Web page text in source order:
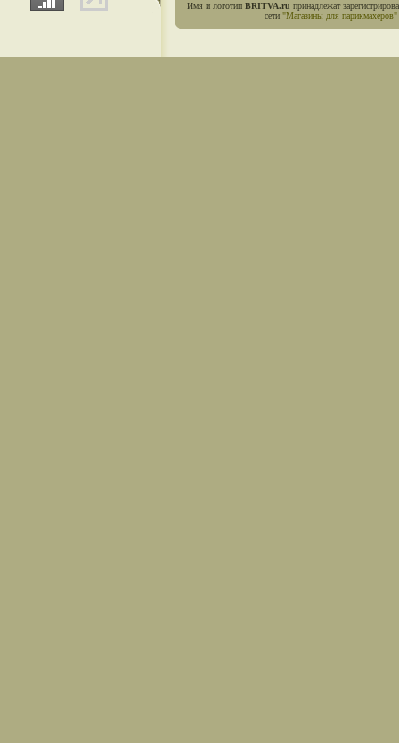
Имя и логотип BRITVA.ru принадлежат
сети "Магазины для парикмахеров"